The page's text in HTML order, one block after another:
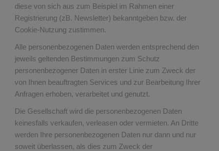
diese von sich aus zum Beispiel im Rahmen einer
Registrierung (zB. Newsletter) bekanntgeben bzw. der
Cookie-Nutzung zustimmen.
Alle personenbezogenen Daten werden entsprechend den
jeweils geltenden Bestimmungen zum Schutz
personenbezogener Daten in erster Linie zum Zweck der
von Ihnen beauftragten Services und zur Bearbeitung Ihrer
Anfragen erhoben, verarbeitet und genutzt.
Die Gesellschaft wird die personenbezogenen Daten
keinesfalls verkaufen, verleasen oder vermieten. An Dritte
werden Ihre personenbezogenen Daten nur dann und nur
soweit überlassen, als dies zum Zweck der